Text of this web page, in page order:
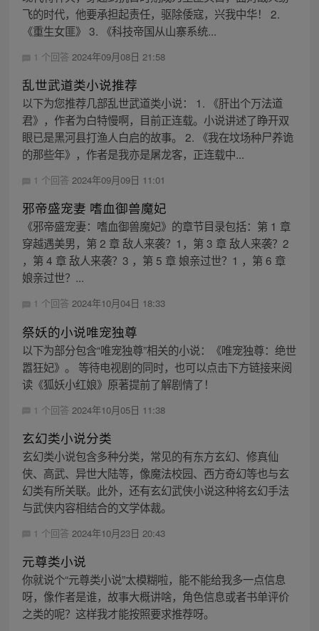
飞的时代，他要承担起责任，驱除倭寇，兴我中华！ 2.
《重生女匪》 3. 《科技帝国从山寨系统...
1 个回答 2024年09月08日 21:58
乱世武道类小说推荐
以下为您推荐几部乱世武道类小说： 1. 《肝出个万法道
君》，作者为白特慢啊，目前正连载。小说讲述了睁开双
眼已是黑河县打渔人白启的故事。 2. 《我在坟场种尸养诡
的那些年》，作者是我亦是屠龙客，正连载中...
1 个回答 2024年09月09日 11:01
邪帝盛宠妻 嗜血御兽魔妃
《邪帝盛宠妻：嗜血御兽魔妃》的章节目录包括：第 1 章
穿越遇美男，第 2 章 敌人来袭？1，第 3 章 敌人来袭？2
，第 4 章 敌人来袭？3 ，第 5 章 娘亲过世？1 ，第 6 章
娘亲过世？...
1 个回答 2024年10月04日 18:33
祭妖的小说唯宠独尊
以下为部分包含“唯宠独尊”相关的小说：《唯宠独尊：绝世
嚣狂妃》。 等待电视剧的同时，也可以点击下方链接来阅
读《狐妖小红娘》原著提前了解剧情了！
1 个回答 2024年10月05日 11:38
玄幻类小说分类
玄幻类小说包含多种分类，常见的有东方玄幻、修真仙
侠、高武、异世大陆等，像魔法校园、西方奇幻等也与玄
幻类有所关联。此外，还有玄幻武侠小说这种将玄幻手法
与武侠内容相结合的文学体裁。
1 个回答 2024年10月23日 20:43
元尊类小说
你就说个“元尊类小说”太模糊啦，能不能给我多一点信息
呀，像作者是谁，故事大概讲啥，角色信息或者书单评价
之类的呢？这样我才能按照要求推荐呀。